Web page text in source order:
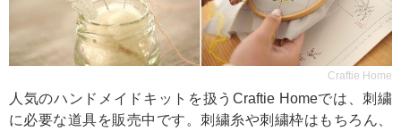
Craftie Home
人気のハンドメイドキットを扱うCraftie Homeでは、刺繍
に必要な道具を販売中です。刺繍糸や刺繍枠はもちろん、